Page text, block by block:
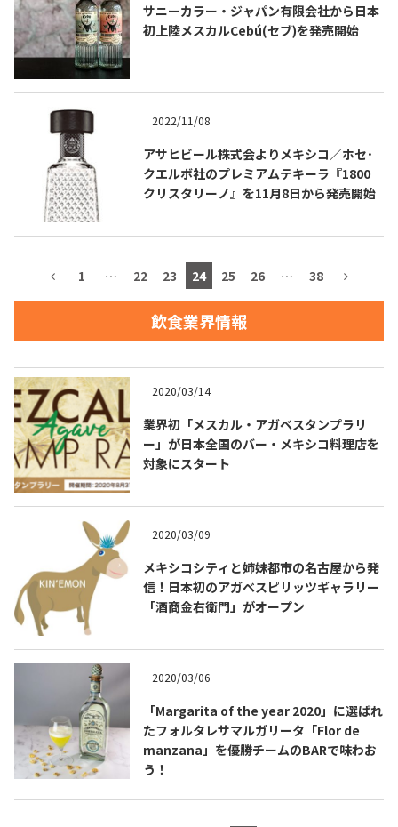
TEQUILA JOURNAL
About テキーラとは
テキーラのつくり方
メキシコ料理 メキシコ旅行
イベント一覧
お問合せ プライバシーポリシー
サニーカラー・ジャパン有限会社から日本
初上陸メスカルCebú(セブ)を発売開始
2022/11/08
アサヒビール株式会よりメキシコ／ホセ･
クエルボ社のプレミアムテキーラ『1800
クリスタリーノ』を11月8日から発売開始
1 … 22 23 24 25 26 … 38
飲食業界情報
2020/03/14
業界初「メスカル・アガベスタンプラリ
ー」が日本全国のバー・メキシコ料理店を
対象にスタート
2020/03/09
メキシコシティと姉妹都市の名古屋から発
信！日本初のアガベスピリッツギャラリー
「酒商金右衛門」がオープン
2020/03/06
「Margarita of the year 2020」に選ばれ
たフォルタレサマルガリータ「Flor de
manzana」を優勝チームのBARで味わお
う！